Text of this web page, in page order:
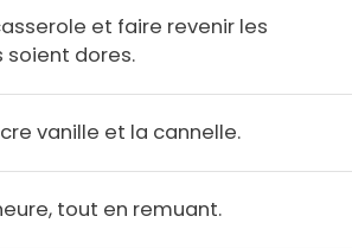
et faire revenir les
soient dores.
vanille et la cannelle.
tout en remuant.